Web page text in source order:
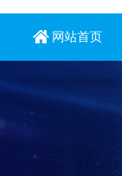
网站首页